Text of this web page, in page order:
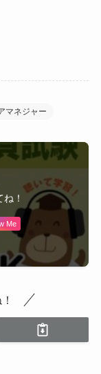
マネジャー
！
Me